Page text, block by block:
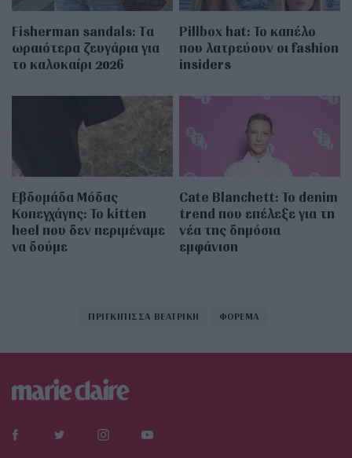
Fisherman sandals: Tα
ωραιότερα ζευγάρια για
το καλοκαίρι 2026
Pillbox hat: Το καπέλο
που λατρεύουν οι fashion
insiders
Εβδομάδα Μόδας
Κοπεγχάγης: Το kitten
heel που δεν περιμέναμε
να δούμε
Cate Blanchett: Το denim
trend που επέλεξε για τη
νέα της δημόσια
εμφάνιση
ΠΡΙΓΚΙΠΙΣΣΑ ΒΕΑΤΡΙΚΗ ΦΟΡΕΜΑ